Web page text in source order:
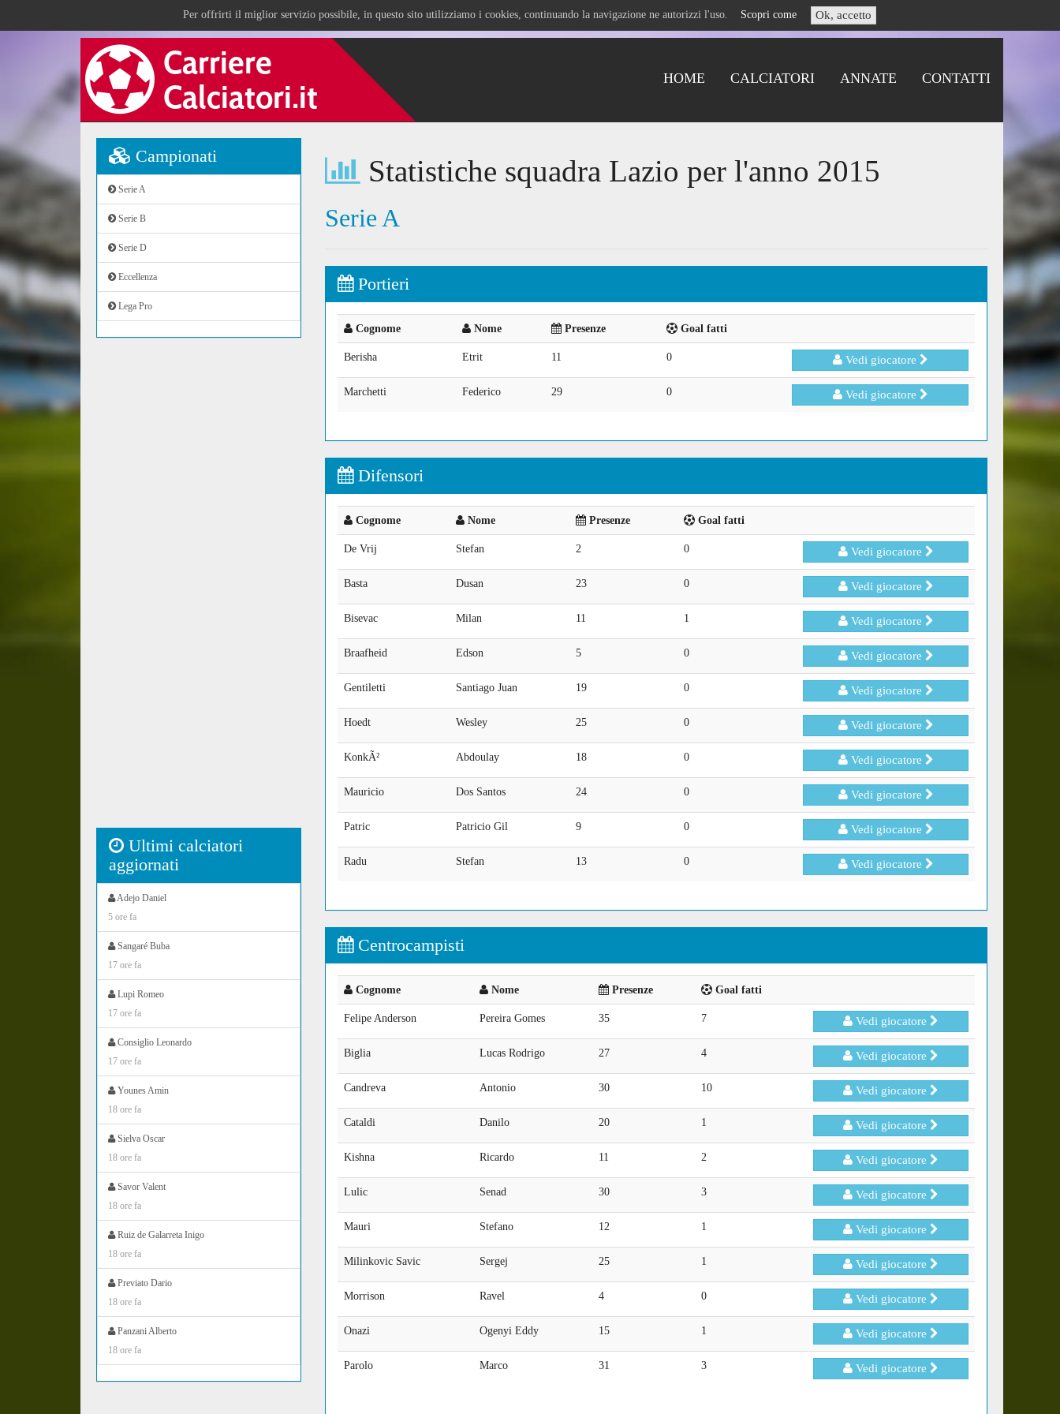
Per offrirti il miglior servizio possibile, in questo sito utilizziamo i cookies, continuando la navigazione ne autorizzi l'uso. Scopri come Ok, accetto
HOME CALCIATORI ANNATE CONTATTI
Campionati
Serie A
Serie B
Serie D
Eccellenza
Lega Pro
Ultimi calciatori
aggiornati
Adejo Daniel
5 ore fa
Sangaré Buba
17 ore fa
Lupi Romeo
17 ore fa
Consiglio Leonardo
17 ore fa
Younes Amin
18 ore fa
Sielva Oscar
18 ore fa
Savor Valent
18 ore fa
Ruiz de Galarreta Inigo
18 ore fa
Previato Dario
18 ore fa
Panzani Alberto
18 ore fa
Statistiche squadra Lazio per l'anno 2015
Serie A
Portieri
Cognome Nome Presenze Goal fatti
Berisha Etrit 11 0 Vedi giocatore
Marchetti Federico 29 0 Vedi giocatore
Difensori
Cognome Nome Presenze Goal fatti
De Vrij Stefan 2 0 Vedi giocatore
Basta Dusan 23 0 Vedi giocatore
Bisevac Milan 11 1 Vedi giocatore
Braafheid Edson 5 0 Vedi giocatore
Gentiletti Santiago Juan 19 0 Vedi giocatore
Hoedt Wesley 25 0 Vedi giocatore
KonkÃ² Abdoulay 18 0 Vedi giocatore
Mauricio Dos Santos 24 0 Vedi giocatore
Patric Patricio Gil 9 0 Vedi giocatore
Radu Stefan 13 0 Vedi giocatore
Centrocampisti
Cognome Nome Presenze Goal fatti
Felipe Anderson Pereira Gomes 35 7 Vedi giocatore
Biglia Lucas Rodrigo 27 4 Vedi giocatore
Candreva Antonio 30 10 Vedi giocatore
Cataldi Danilo 20 1 Vedi giocatore
Kishna Ricardo 11 2 Vedi giocatore
Lulic Senad 30 3 Vedi giocatore
Mauri Stefano 12 1 Vedi giocatore
Milinkovic Savic Sergej 25 1 Vedi giocatore
Morrison Ravel 4 0 Vedi giocatore
Onazi Ogenyi Eddy 15 1 Vedi giocatore
Parolo Marco 31 3 Vedi giocatore